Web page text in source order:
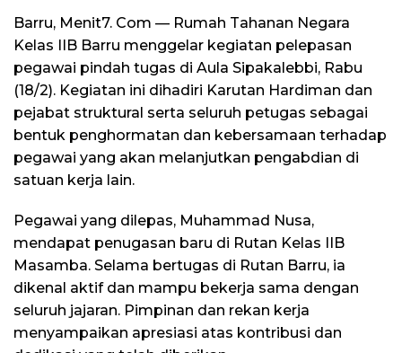
Barru, Menit7. Com — Rumah Tahanan Negara
Kelas IIB Barru menggelar kegiatan pelepasan
pegawai pindah tugas di Aula Sipakalebbi, Rabu
(18/2). Kegiatan ini dihadiri Karutan Hardiman dan
pejabat struktural serta seluruh petugas sebagai
bentuk penghormatan dan kebersamaan terhadap
pegawai yang akan melanjutkan pengabdian di
satuan kerja lain.
Pegawai yang dilepas, Muhammad Nusa,
mendapat penugasan baru di Rutan Kelas IIB
Masamba. Selama bertugas di Rutan Barru, ia
dikenal aktif dan mampu bekerja sama dengan
seluruh jajaran. Pimpinan dan rekan kerja
menyampaikan apresiasi atas kontribusi dan